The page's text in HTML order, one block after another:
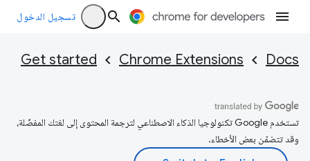
تسجيل الدخول
Docs
Chrome Extensions
Get started
تستخدم Google تكنولوجيا الذكاء الاصطناعي لترجمة المحتوى إلى لغتك المفضّلة،
وقد تتضمّن بعض الأخطاء.